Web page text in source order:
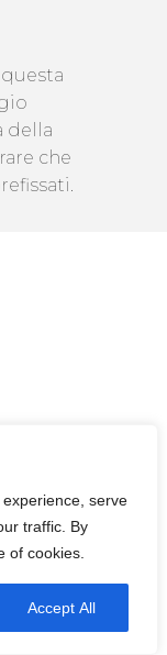
serve
traffic. By
of cookies.
Accept All
questa
della
che